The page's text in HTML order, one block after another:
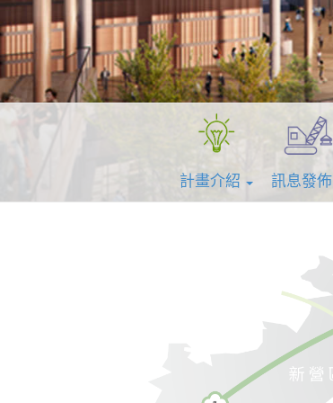
計畫介紹 訊息發佈